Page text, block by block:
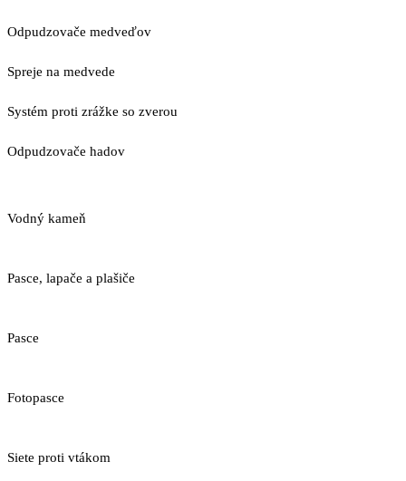
Odpudzovače medveďov
Spreje na medvede
Systém proti zrážke so zverou
Odpudzovače hadov
Vodný kameň
Pasce, lapače a plašiče
Pasce
Fotopasce
Siete proti vtákom